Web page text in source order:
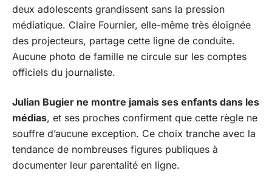
deux adolescents grandissent sans la pression
médiatique. Claire Fournier, elle-même très éloignée
des projecteurs, partage cette ligne de conduite.
Aucune photo de famille ne circule sur les comptes
officiels du journaliste.
Julian Bugier ne montre jamais ses enfants dans les
médias, et ses proches confirment que cette règle ne
souffre d’aucune exception. Ce choix tranche avec la
tendance de nombreuses figures publiques à
documenter leur parentalité en ligne.